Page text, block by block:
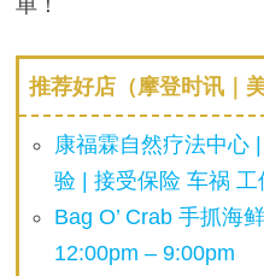
推荐好店（摩登时讯｜
康福霖自然疗法中心
验 | 接受保险 车祸 工
Bag O’ Crab 手抓海
12:00pm – 9:00pm